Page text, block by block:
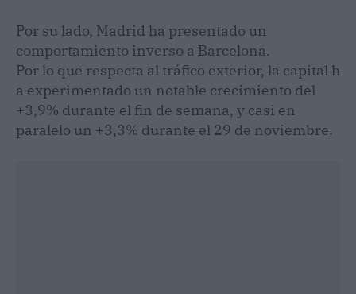
Por su lado, Madrid ha presentado un
comportamiento inverso a Barcelona.
Por lo que respecta al tráfico exterior, la capital h
a experimentado un notable crecimiento del
+3,9% durante el fin de semana, y casi en
paralelo un +3,3% durante el 29 de noviembre.